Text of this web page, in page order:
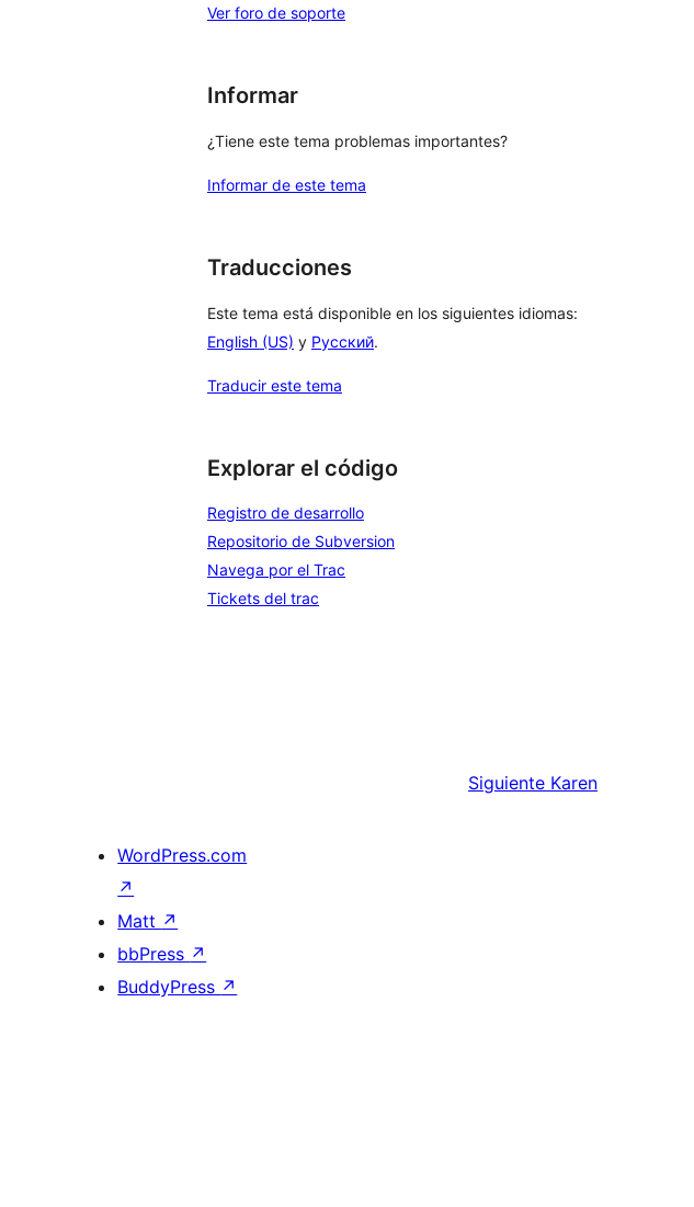
Ver foro de soporte
Informar
¿Tiene este tema problemas importantes?
Informar de este tema
Traducciones
Este tema está disponible en los siguientes idiomas:
English (US) y Русский.
Traducir este tema
Explorar el código
Registro de desarrollo
Repositorio de Subversion
Navega por el Trac
Tickets del trac
Siguiente Karen
WordPress.com
↗
Matt ↗
bbPress ↗
BuddyPress ↗